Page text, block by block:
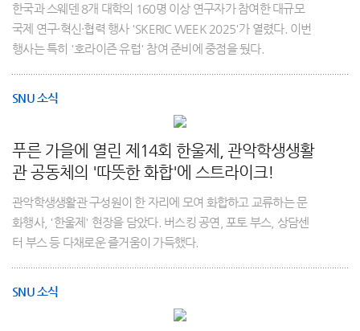
한국과 스웨덴 8개 대학의 160명 이상 연구자가 참여한 대규모
국제 연구·혁신·협력 행사 'SKERIC WEEK 2025'가 열렸다. 이번
행사는 특히 '호라이즌 유럽' 참여 준비에 중점을 뒀다.
SNU 소식
푸른 가을에 열린 제14회 한울제, 관악학생생활
관 공동체의 '따뜻한 화합'에 스트라이크!
관악학생생활관 구성원이 한 자리에 모여 화합하고 교류하는 문
화행사, '한울제' 현장을 담았다. 버스킹 공연, 포토 부스, 상담센
터 부스 등 다채로운 즐거움이 가득했다.
SNU 소식